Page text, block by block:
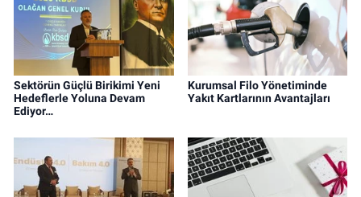
Sektörün Güçlü Birikimi Yeni
Hedeflerle Yoluna Devam
Ediyor…
Kurumsal Filo Yönetiminde
Yakıt Kartlarının Avantajları